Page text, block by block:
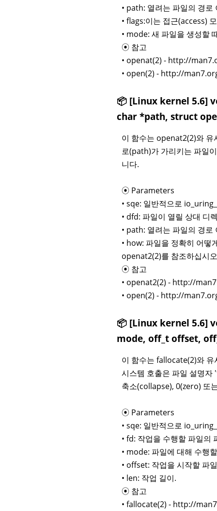
• path: 열려는 파일의 경로
• flags:이는 접근(access)
• mode: 새 파일을 생성할
⦿ 참고
• openat(2) - http://
• open(2) - http://
📦 [Linux kernel 5.6]
char *path, struct
이 함수는 openat2(2)와
로(path)가 가리키는 파일
니다.
⦿ Parameters
• sqe: 일반적으로
• dfd: 파일이 열릴 상대 디
• path: 열려는 파일의 경로
• how: 파일을 정확히 어떻
openat2(2)를 참조하십시
⦿ 참고
• openat2(2) - http://
• open(2) - http://
📦 [Linux kernel 5.6]
mode, off_t offset,
이 함수는 fallocate(2)와
시스템 호출은 파일 설명
축소(collapse), 0(zero) 또
⦿ Parameters
• sqe: 일반적으로
• fd: 작업을 수행할 파일의
• mode: 파일에 대해 수행
• offset: 작업을 시작할 파
• len: 작업 길이.
⦿ 참고
• fallocate(2) - http://